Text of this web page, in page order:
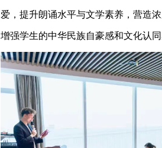
爱，提升朗诵水平与文学素养，营造
增强学生的中华民族自豪感和文化认同